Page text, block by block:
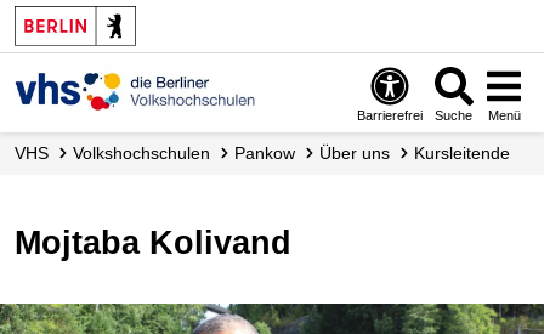
Barrierefrei Suche Menü
VHS Volks­hochschulen Pankow Über uns Kursleitende
Mojtaba Kolivand